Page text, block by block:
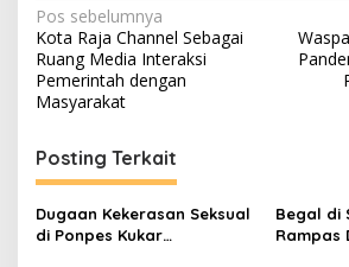
Navigasi
pos
Pos sebelumnya
Kota Raja Channel Sebagai
Ruang Media Interaksi
Pemerintah dengan
Masyarakat
Posting Terkait
Dugaan Kekerasan Seksual
di Ponpes Kukar
Begal di
Rampas